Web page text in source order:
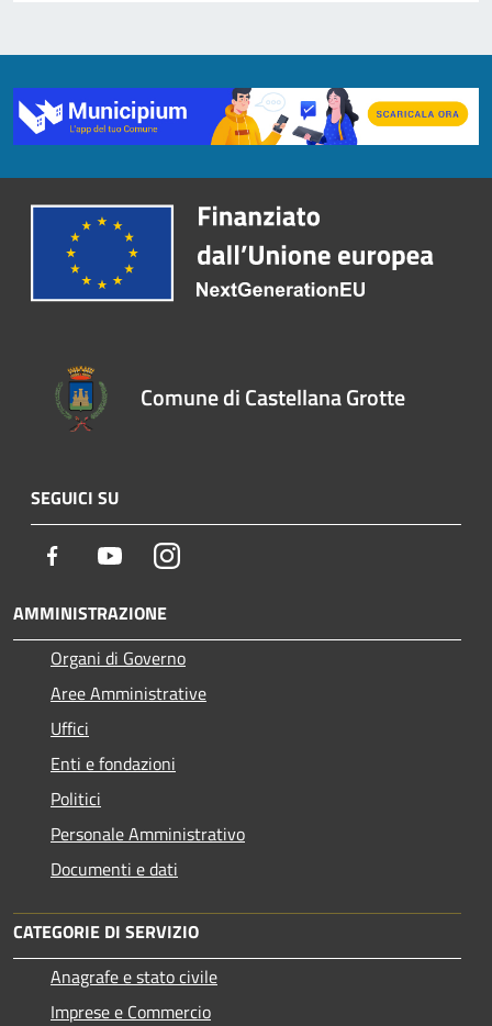
Comune di Castellana Grotte
SEGUICI SU
Facebook YoutubeInstagram
AMMINISTRAZIONE
Organi di Governo
Aree Amministrative
Uffici
Enti e fondazioni
Politici
Personale Amministrativo
Documenti e dati
CATEGORIE DI SERVIZIO
Anagrafe e stato civile
Imprese e Commercio